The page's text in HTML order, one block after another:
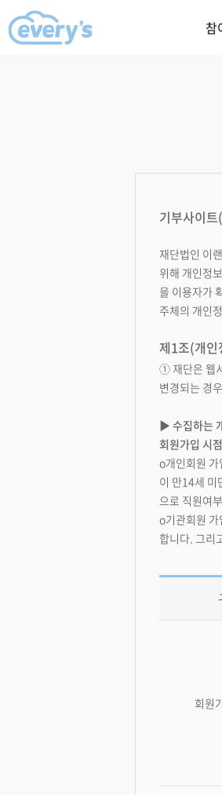
참
기부사이
재단법인 이
위해 개인정
을 이용자가
주체의 개인
제1조(개인
① 재단은 웹
변경되는 경
▶ 수집하는
회원가입 시
o개인회원 가
이 만14세 미
으로 직원여
o기관회원 가
합니다. 그리
회원